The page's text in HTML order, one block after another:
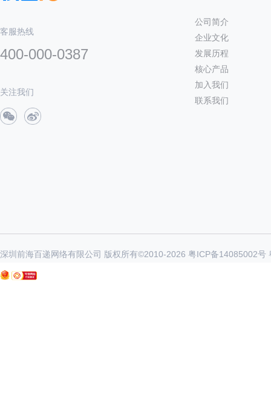
客服热线
400-000-0387
关注我们
公司简介
企业文化
发展历程
核心产品
加入我们
联系我们
深圳前海百递网络有限公司 版权所有©2010-2026 粤ICP备14085002号